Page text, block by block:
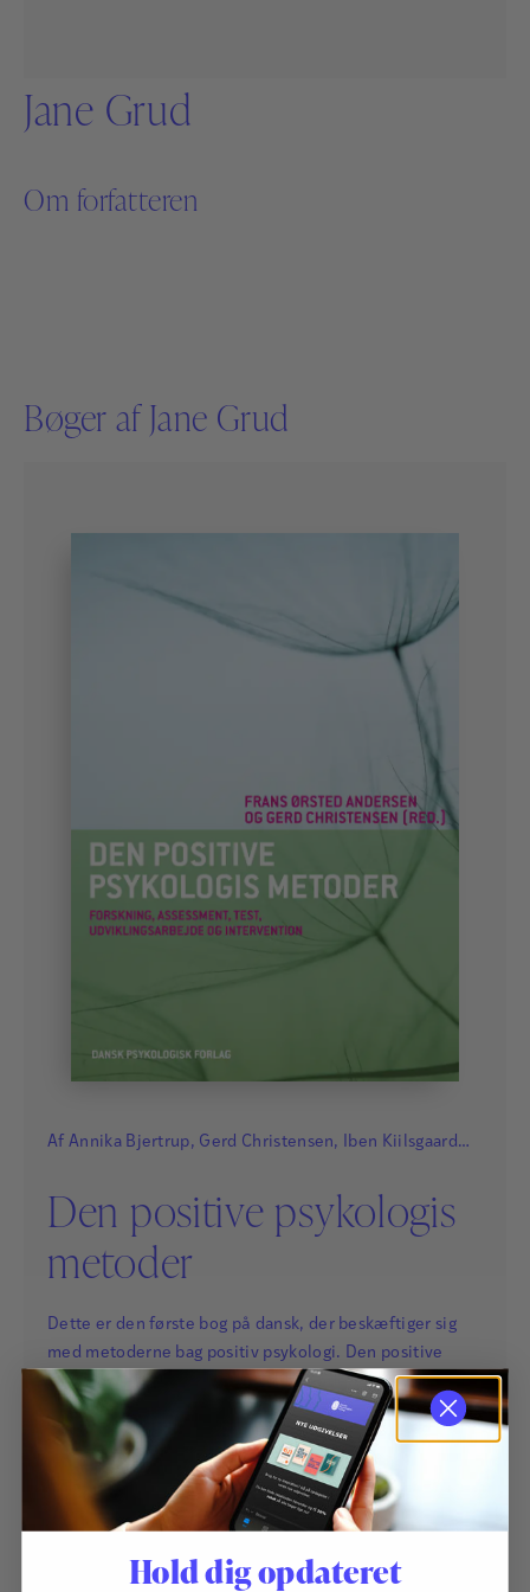
Jane Grud
Om forfatteren
Bøger af Jane Grud
Af Annika Bjertrup, Gerd Christensen, Iben Kiilsgaard
Julia C. Koch
Karen-Lis Kristensen Kristina Dinesen
Line Lerche Mørck, Nynne Elholm, Poul Nissen ,Silla
Jensen,Susann Gjerde
Den positive psykologis
metoder
Dette er den første bog på dansk, der beskæftiger sig
med metoderne bag positiv psykologi. Den positive
psykologi er på metodeområdet kendetegnet ved en høj
grad af diversitet. Den positive psykologi benytter sig af
en række forskellige metoder – og metoder skal forstås
bredt: både metoder til anvendelse ved forskning, ved
undersøgelser og assessment, forskellige former for
screening, test, interventioner,…
250,00kr.
Hold dig opdateret